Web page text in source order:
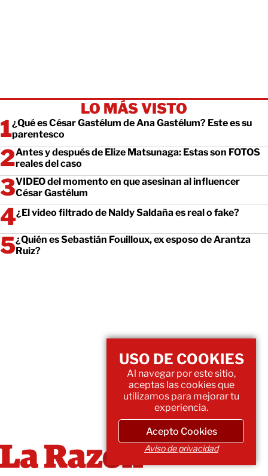
LO MÁS VISTO
¿Qué es César Gastélum de Ana Gastélum? Este es su
parentesco
Antes y después de Elize Matsunaga: Estas son FOTOS
reales del caso
VIDEO del momento en que asesinan al influencer
César Gastélum
¿El video filtrado de Naldy Saldaña es real o fake?
¿Quién es Sebastián Fouilloux, ex esposo de Arantza
Ruiz?
USO DE COOKIES
Al navegar por este sitio,
aceptas las cookies que
utilizamos para mejorar tu
experiencia.
Acepto Cookies
Aviso de privacidad